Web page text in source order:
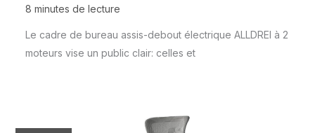
8 minutes de lecture
Le cadre de bureau assis-debout électrique ALLDREI à 2
moteurs vise un public clair: celles et